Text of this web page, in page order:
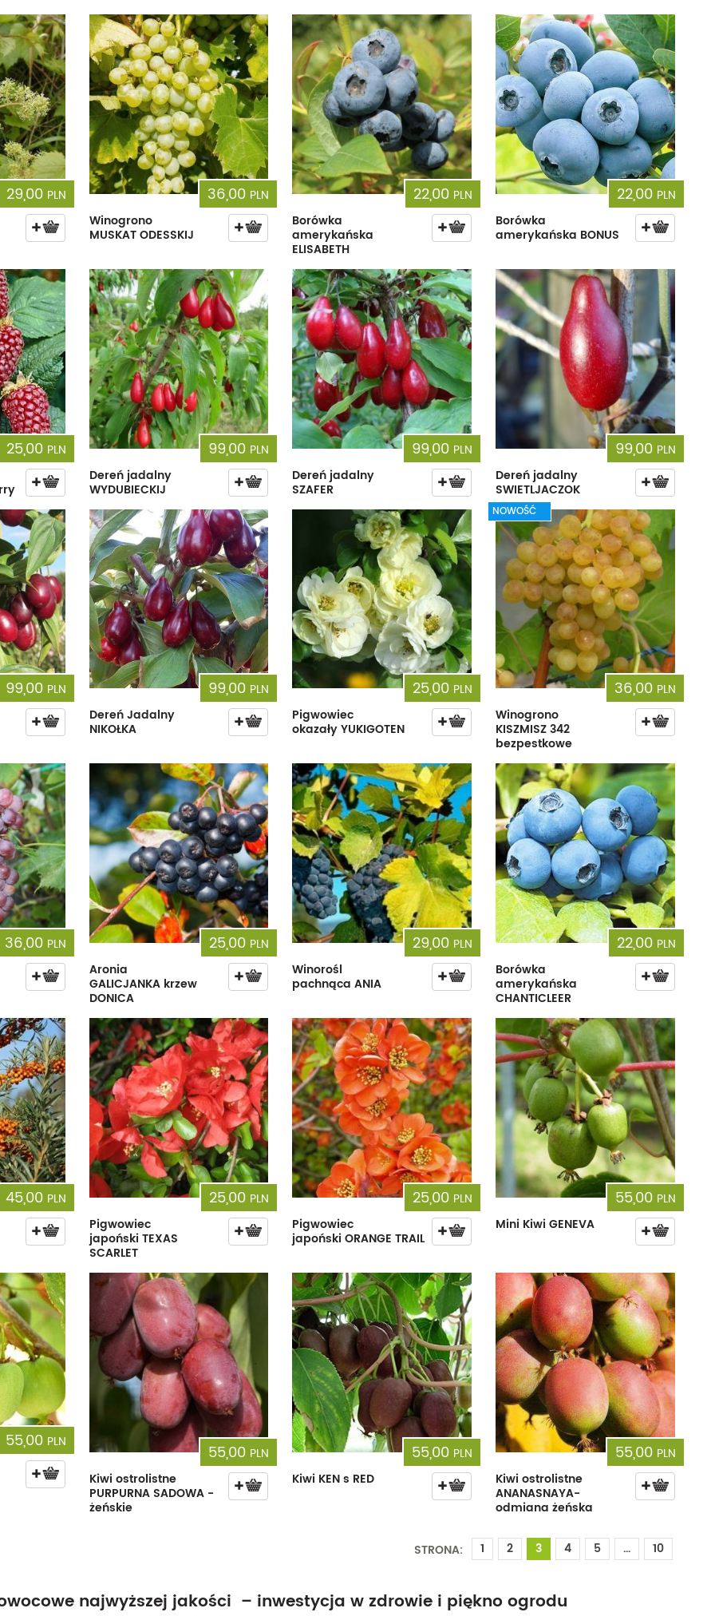
Truskawki i poziomki
Winogrona
Żurawiny
Pozostałe
Dęby
Glediczje
Głogi
Graby
Jabłonie ozdobne
Jarzębiny i jarząby
Kasztanowce
Wiązy
Wierzby
Wiśnie ozdobne
Złotokapy
Pozostałe
Derenie
Forsycje
Hibiskusy
Hortensje
Irgi
Jaśminowce
Kaliny
Kalmie
Krzewuszki
Pęcherznice
Pięciorniki
Piwonie
Pnącza
Powojniki - Clematisy
Różaneczniki
Tawuły i tawułki
Wisterie
Żarnowce
Pozostałe
Dzielżany
Floksy
Funkie
Goryczki
Hiacynty
Jeżówki
29,00 PLN
36,00 PLN
Winogrono
MUSKAT ODESSKIJ
22,00 PLN
Borówka
amerykańska
ELISABETH
22,00 PLN
Borówka
amerykańska BONUS
25,00 PLN
99,00 PLN
Dereń jadalny
WYDUBIECKIJ
99,00 PLN
Dereń jadalny
SZAFER
99,00 PLN
Dereń jadalny
SWIETLJACZOK
99,00 PLN
99,00 PLN
Dereń Jadalny
NIKOŁKA
25,00 PLN
Pigwowiec
okazały YUKIGOTEN
NOWOŚĆ
36,00 PLN
Winogrono
KISZMISZ 342
bezpestkowe
36,00 PLN
25,00 PLN
Aronia
GALICJANKA krzew
DONICA
29,00 PLN
Winorośl
pachnąca ANIA
22,00 PLN
Borówka
amerykańska
CHANTICLEER
45,00 PLN
25,00 PLN
Pigwowiec
japoński TEXAS
SCARLET
25,00 PLN
Pigwowiec
japoński ORANGE TRAIL
55,00 PLN
Mini Kiwi GENEVA
55,00 PLN
55,00 PLN
Kiwi ostrolistne
PURPURNA SADOWA -
żeńskie
55,00 PLN
Kiwi KEN s RED
55,00 PLN
Kiwi ostrolistne
ANANASNAYA-
odmiana żeńska
STRONA: 1 2 3 4 5 ... 10
najwyższej jakości – inwestycja w zdrowie i piękno ogrodu